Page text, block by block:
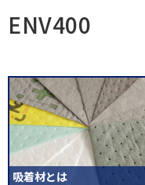
ENV400
吸着材とは